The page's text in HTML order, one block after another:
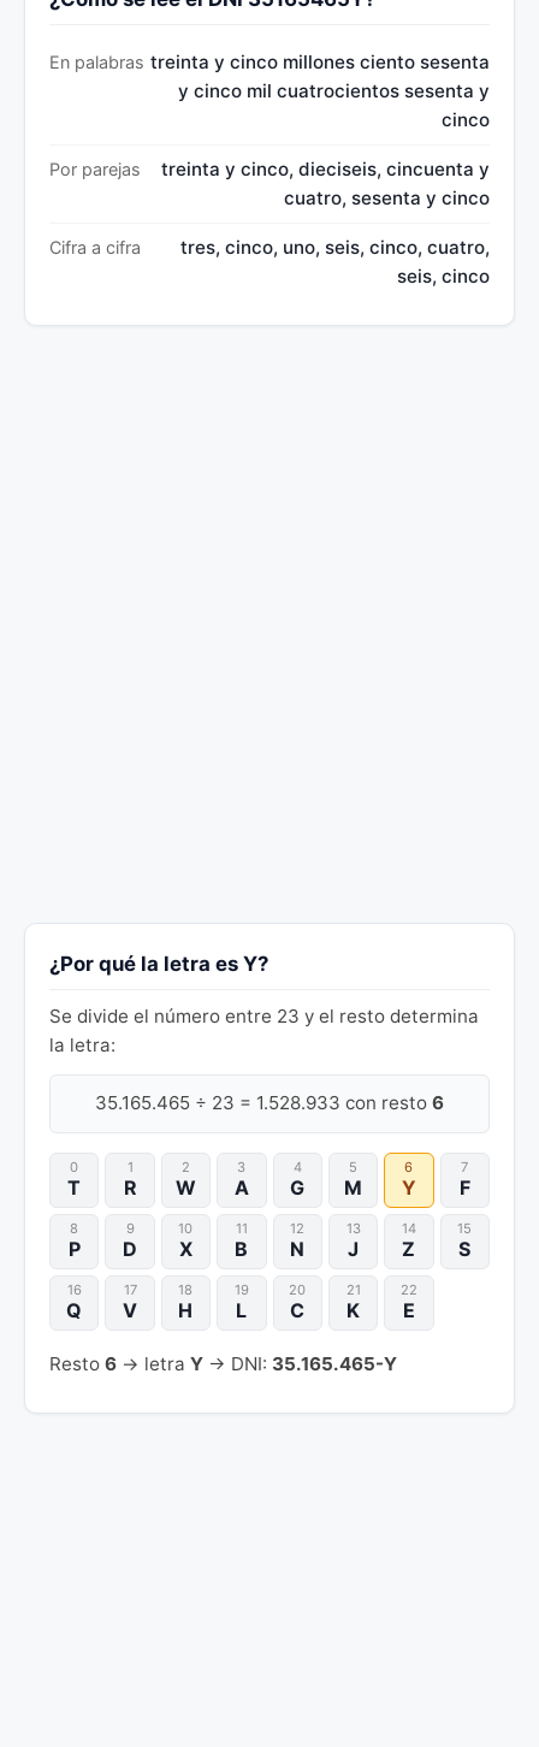
En palabras treinta y cinco millones ciento sesenta
y cinco mil cuatrocientos sesenta y
cinco
Por parejas
treinta y cinco, dieciseis, cincuenta y
cuatro, sesenta y cinco
Cifra a cifra
tres, cinco, uno, seis, cinco, cuatro,
seis, cinco
¿Por qué la letra es Y?
Se divide el número entre 23 y el resto determina
la letra:
35.165.465 ÷ 23 = 1.528.933 con resto 6
0
T
1
R
2
W
3
A
4
G
5
M
6
Y
7
F
8
P
9
D
10
X
11
B
12
N
13
J
14
Z
15
S
16
Q
17
V
18
H
19
L
20
C
21
K
22
E
Resto 6 → letra Y → DNI: 35.165.465-Y